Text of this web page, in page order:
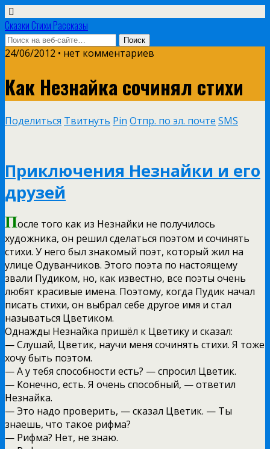
Сказки Стихи Рассказы
24/06/2012 • нет комментариев
Как Незнайка сочинял стихи
Поделиться Твитнуть Pin Отпр. по эл. почте SMS
Приключения Незнайки и его
друзей
После того как из Незнайки не получилось
художника, он решил сделаться поэтом и сочинять
стихи. У него был знакомый поэт, который жил на
улице Одуванчиков. Этого поэта по настоящему
звали Пудиком, но, как известно, все поэты очень
любят красивые имена. Поэтому, когда Пудик начал
писать стихи, он выбрал себе другое имя и стал
называться Цветиком.
Однажды Незнайка пришёл к Цветику и сказал:
— Слушай, Цветик, научи меня сочинять стихи. Я тоже
хочу быть поэтом.
— А у тебя способности есть? — спросил Цветик.
— Конечно, есть. Я очень способный, — ответил
Незнайка.
— Это надо проверить, — сказал Цветик. — Ты
знаешь, что такое рифма?
— Рифма? Нет, не знаю.